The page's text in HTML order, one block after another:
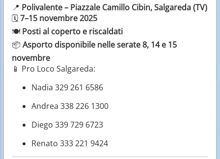
📍 Polivalente – Piazzale Camillo Cibin, Salgareda (TV)
🗓7–15 novembre 2025
🍽 Posti al coperto e riscaldati
📦 Asporto disponibile nelle serate 8, 14 e 15
novembre
📱 Pro Loco Salgareda:
Nadia 329 261 6586
Andrea 338 226 1300
Diego 339 729 6723
Renato 333 221 9424